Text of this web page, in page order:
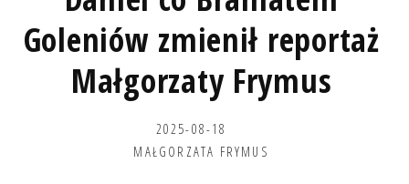
Goleniów zmienił reportaż
Małgorzaty Frymus
2025-08-18
MAŁGORZATA FRYMUS